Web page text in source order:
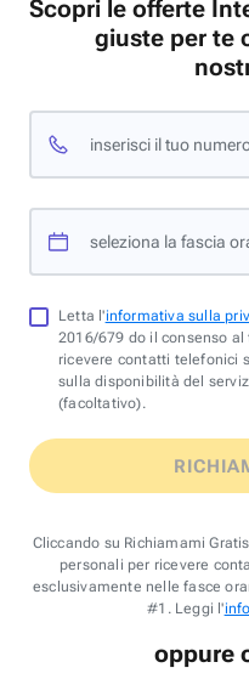
Scopri le offerte
giuste per te
inserisci il tuo
seleziona la fascia
Letta l'informativa sulla
2016/679 do il consenso
ricevere contatti telefonici
sulla disponibilità del
(facoltativo).
Cliccando su Richiamami
personali per ricevere
esclusivamente nelle fasce
#1. Leggi l'
oppure